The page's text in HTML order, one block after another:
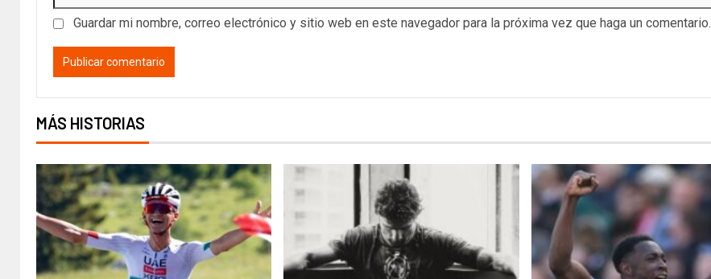
Guardar mi nombre, correo electrónico y sitio web en este navegador para la próxima vez que haga un comentario.
MÁS HISTORIAS